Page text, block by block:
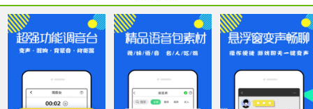
仙侠网游 棋牌游戏 音乐游戏
手游辅助 回合网游 国战网游